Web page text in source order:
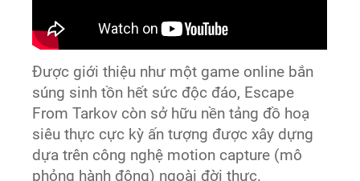
Được giới thiệu như một game online bắn
súng sinh tồn hết sức độc đáo, Escape
From Tarkov còn sở hữu nền tảng đồ hoạ
siêu thực cực kỳ ấn tượng được xây dựng
dựa trên công nghệ motion capture (mô
phỏng hành động) ngoài đời thực.